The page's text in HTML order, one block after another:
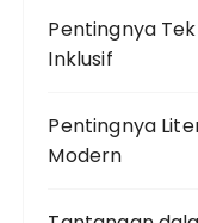
Pentingnya
Inklusif
Pentingnya
Modern